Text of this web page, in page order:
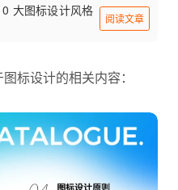
大图标设计风格
阅读文章
图标设计的相关内容：